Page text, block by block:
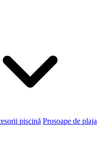
piscină Prosoape de plaja